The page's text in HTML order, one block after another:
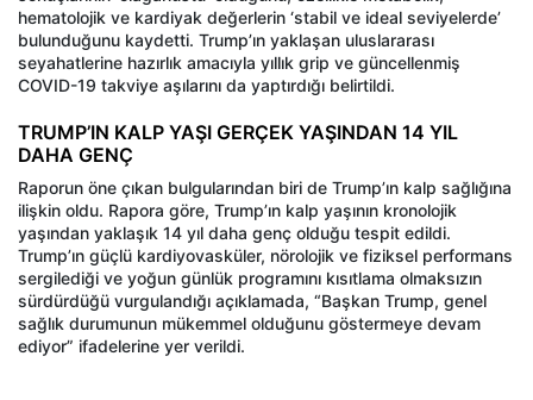
hematolojik ve kardiyak değerlerin ‘stabil ve ideal seviyelerde’
bulunduğunu kaydetti. Trump’ın yaklaşan uluslararası
seyahatlerine hazırlık amacıyla yıllık grip ve güncellenmiş
COVID-19 takviye aşılarını da yaptırdığı belirtildi.
TRUMP’IN KALP YAŞI GERÇEK YAŞINDAN 14 YIL
DAHA GENÇ
Raporun öne çıkan bulgularından biri de Trump’ın kalp sağlığına
ilişkin oldu. Rapora göre, Trump’ın kalp yaşının kronolojik
yaşından yaklaşık 14 yıl daha genç olduğu tespit edildi.
Trump’ın güçlü kardiyovasküler, nörolojik ve fiziksel performans
sergilediği ve yoğun günlük programını kısıtlama olmaksızın
sürdürdüğü vurgulandığı açıklamada, “Başkan Trump, genel
sağlık durumunun mükemmel olduğunu göstermeye devam
ediyor” ifadelerine yer verildi.